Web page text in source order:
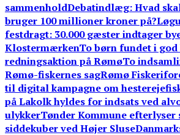
sammenholdDebatindlæg: Hvad
bruger 100 millioner kroner på?
festdragt: 30.000 gæster indtager
KlostermærkenTo børn fundet i
redningsaktion på RømøTo
Rømø-fiskernes sagRømø
til digital kampagne om
på Lakolk hyldes for indsats ved
ulykkerTønder Kommune efterlyser
siddekuber ved Højer Sluse